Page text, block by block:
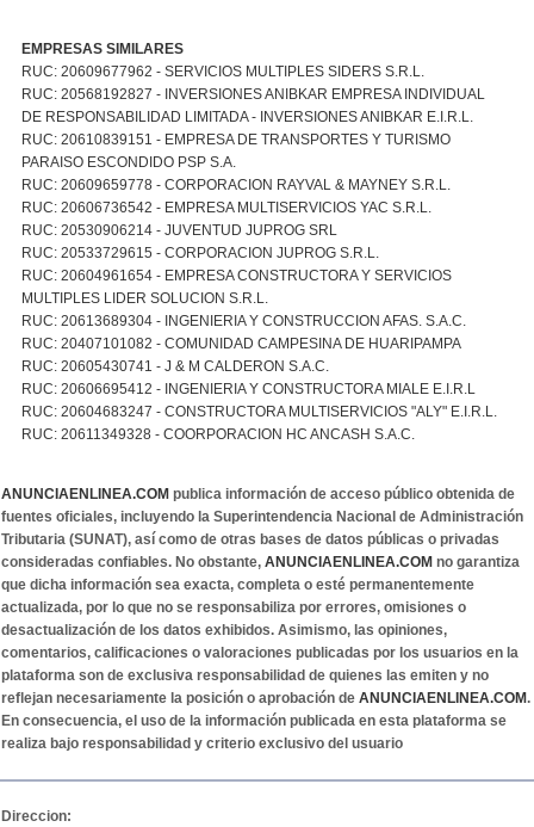
EMPRESAS SIMILARES
RUC: 20609677962 - SERVICIOS MULTIPLES SIDERS S.R.L.
RUC: 20568192827 - INVERSIONES ANIBKAR EMPRESA INDIVIDUAL
DE RESPONSABILIDAD LIMITADA - INVERSIONES ANIBKAR E.I.R.L.
RUC: 20610839151 - EMPRESA DE TRANSPORTES Y TURISMO
PARAISO ESCONDIDO PSP S.A.
RUC: 20609659778 - CORPORACION RAYVAL & MAYNEY S.R.L.
RUC: 20606736542 - EMPRESA MULTISERVICIOS YAC S.R.L.
RUC: 20530906214 - JUVENTUD JUPROG SRL
RUC: 20533729615 - CORPORACION JUPROG S.R.L.
RUC: 20604961654 - EMPRESA CONSTRUCTORA Y SERVICIOS
MULTIPLES LIDER SOLUCION S.R.L.
RUC: 20613689304 - INGENIERIA Y CONSTRUCCION AFAS. S.A.C.
RUC: 20407101082 - COMUNIDAD CAMPESINA DE HUARIPAMPA
RUC: 20605430741 - J & M CALDERON S.A.C.
RUC: 20606695412 - INGENIERIA Y CONSTRUCTORA MIALE E.I.R.L
RUC: 20604683247 - CONSTRUCTORA MULTISERVICIOS "ALY" E.I.R.L.
RUC: 20611349328 - COORPORACION HC ANCASH S.A.C.
ANUNCIAENLINEA.COM publica información de acceso público obtenida de
fuentes oficiales, incluyendo la Superintendencia Nacional de Administración
Tributaria (SUNAT), así como de otras bases de datos públicas o privadas
consideradas confiables. No obstante, ANUNCIAENLINEA.COM no garantiza
que dicha información sea exacta, completa o esté permanentemente
actualizada, por lo que no se responsabiliza por errores, omisiones o
desactualización de los datos exhibidos. Asimismo, las opiniones,
comentarios, calificaciones o valoraciones publicadas por los usuarios en la
plataforma son de exclusiva responsabilidad de quienes las emiten y no
reflejan necesariamente la posición o aprobación de ANUNCIAENLINEA.COM.
En consecuencia, el uso de la información publicada en esta plataforma se
realiza bajo responsabilidad y criterio exclusivo del usuario
Direccion: